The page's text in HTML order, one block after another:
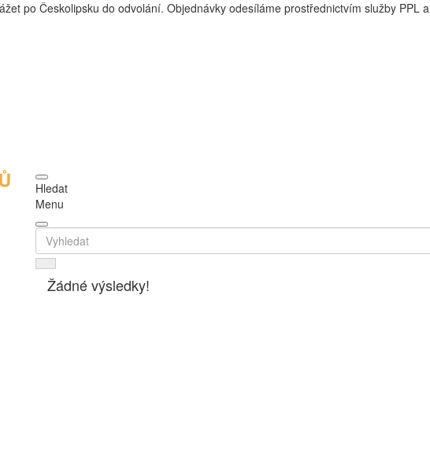
potraviny online, Čerstvé potraviny dovezeme až k vašim dveřím. Česká lípa
po Českolipsku do odvolání. Objednávky odesíláme prostřednictvím služby PPL
Hledat
Menu
Žádné výsledky!